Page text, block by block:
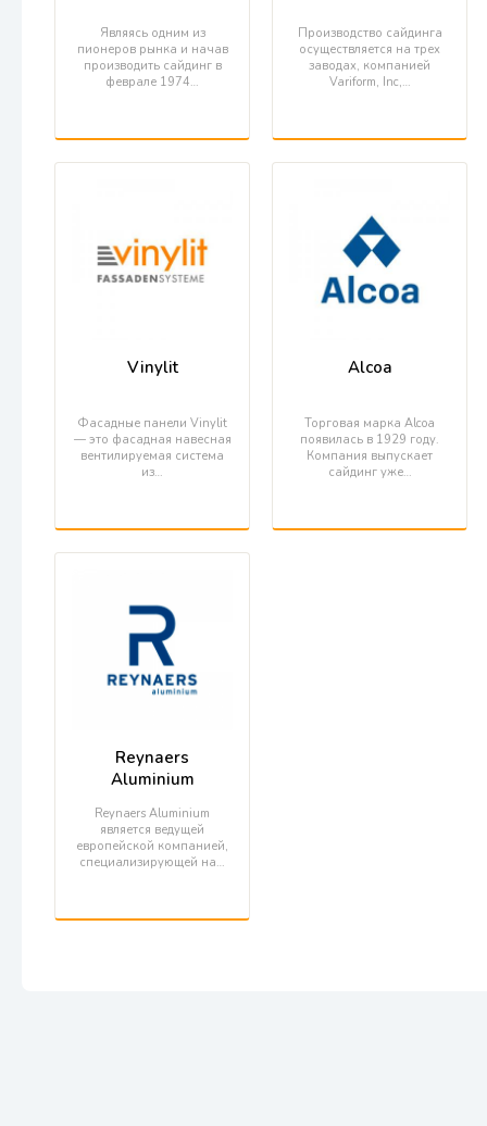
Являясь одним из
пионеров рынка и начав
производить сайдинг в
феврале 1974…
Производство сайдинга
осуществляется на трех
заводах, компанией
Variform, Inc,…
Vinylit
Фасадные панели Vinylit
— это фасадная навесная
вентилируемая система
из…
Alcoa
Торговая марка Alcoa
появилась в 1929 году.
Компания выпускает
сайдинг уже…
Reynaers
Aluminium
Reynaers Aluminium
является ведущей
европейской компанией,
специализирующей на…